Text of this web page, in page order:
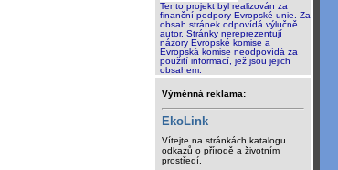
Tento projekt byl realizován za
finanční podpory Evropské unie. Za
obsah stránek odpovídá výlučně
autor. Stránky nereprezentují
názory Evropské komise a
Evropská komise neodpovídá za
použití informací, jež jsou jejich
obsahem.
Výměnná reklama:
EkoLink
Vítejte na stránkách katalogu
odkazů o přírodě a životním
prostředí.